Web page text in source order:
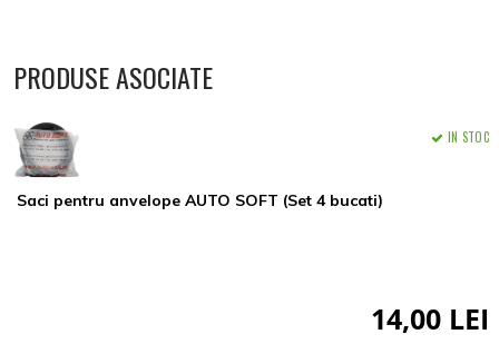
PRODUSE ASOCIATE
Saci pentru anvelope AUTO SOFT (Set 4 bucati)
IN STOC
14,00 LEI